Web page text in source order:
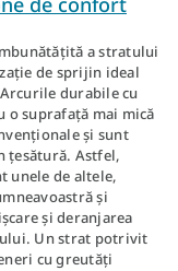
a stratului
de sprijin ideal
durabile cu
o suprafață mai mică
și sunt
țesătură. Astfel,
unele de altele,
și
și deranjarea
Un strat potrivit
cu greutăți